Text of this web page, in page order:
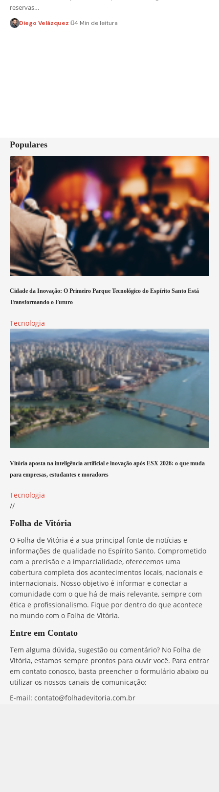
reservas…
Diego Velázquez 4 Min de leitura
Populares
Cidade da Inovação: O Primeiro Parque Tecnológico do Espírito Santo Está
Transformando o Futuro
Tecnologia
Vitória aposta na inteligência artificial e inovação após ESX 2026: o que muda
para empresas, estudantes e moradores
Tecnologia
//
Folha de Vitória
O Folha de Vitória é a sua principal fonte de notícias e
informações de qualidade no Espírito Santo. Comprometido
com a precisão e a imparcialidade, oferecemos uma
cobertura completa dos acontecimentos locais, nacionais e
internacionais. Nosso objetivo é informar e conectar a
comunidade com o que há de mais relevante, sempre com
ética e profissionalismo. Fique por dentro do que acontece
no mundo com o Folha de Vitória.
Entre em Contato
Tem alguma dúvida, sugestão ou comentário? No Folha de
Vitória, estamos sempre prontos para ouvir você. Para entrar
em contato conosco, basta preencher o formulário abaixo ou
utilizar os nossos canais de comunicação:
E-mail: contato@folhadevitoria.com.br